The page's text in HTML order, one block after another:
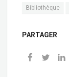
Bibliothèque
PARTAGER